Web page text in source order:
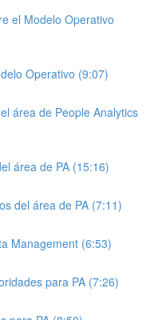
el Modelo Operativo
Operativo (9:07)
área de People Analytics
área de PA (15:16)
del área de PA (7:11)
Management (6:53)
para PA (7:26)